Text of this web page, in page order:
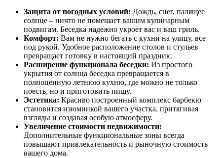
Защита от погодных условий: Дождь, снег, палящее
солнце – ничто не помешает вашим кулинарным
подвигам. Беседка надежно укроет вас и ваш гриль.
Комфорт: Вам не нужно бегать с кухни на улицу, все
под рукой. Удобное расположение столов и стульев
превращает готовку в настоящий праздник.
Расширение функционала беседки: Из простого
укрытия от солнца беседка превращается в
полноценную летнюю кухню, где можно не только
поесть, но и приготовить пищу.
Эстетика: Красиво построенный комплекс барбекю
становится изюминкой вашего участка, притягивая
взгляды и создавая особую атмосферу.
Увеличение стоимости недвижимости:
Дополнительные функциональные зоны всегда
повышают привлекательность и рыночную стоимость
вашего дома.